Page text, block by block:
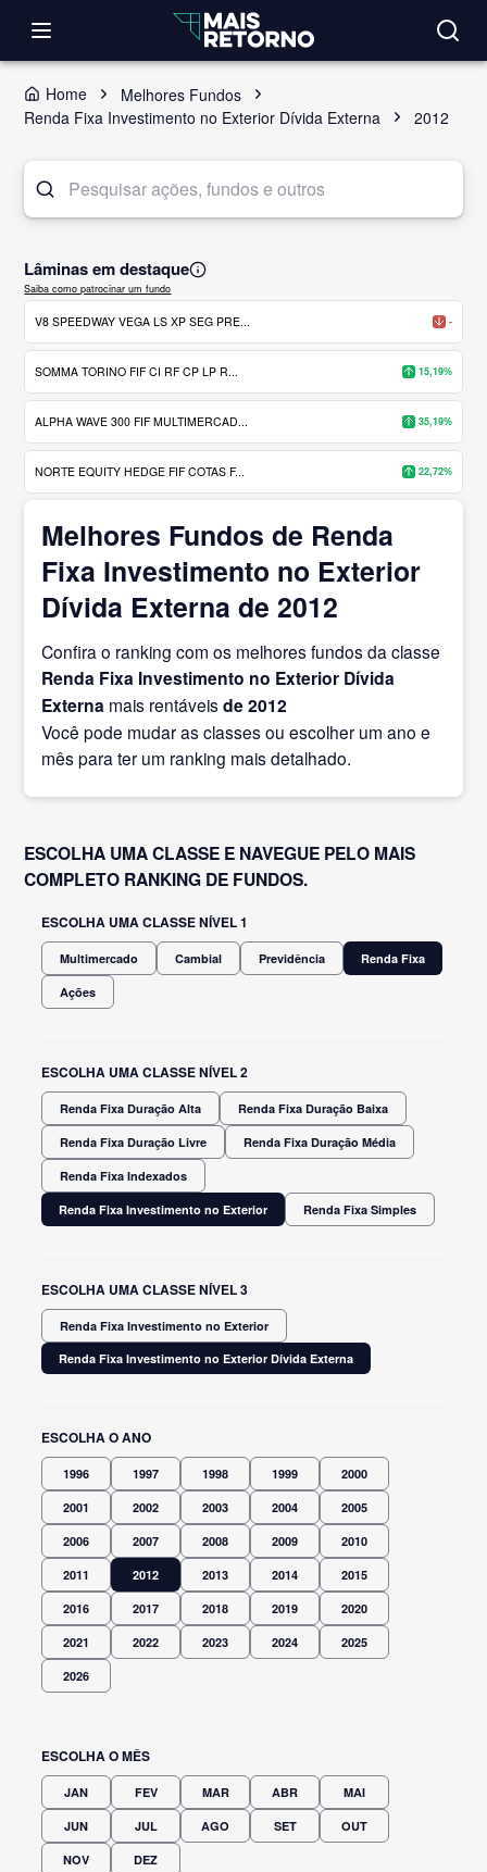
Home
Melhores Fundos
Renda Fixa Investimento no Exterior Dívida Externa
2012
Lâminas em destaque
Saiba como patrocinar um fundo
V8 SPEEDWAY VEGA LS XP SEG PRE... -
SOMMA TORINO FIF CI RF CP LP R... 15,19%
ALPHA WAVE 300 FIF MULTIMERCAD... 35,19%
NORTE EQUITY HEDGE FIF COTAS F... 22,72%
Melhores Fundos de Renda
Fixa Investimento no Exterior
Dívida Externa de 2012
Confira o ranking com os melhores fundos da classe
Renda Fixa Investimento no Exterior Dívida
Externa mais rentáveisde 2012
Você pode mudar as classes ou escolher um ano e
mês para ter um ranking mais detalhado.
ESCOLHA UMA CLASSE E NAVEGUE PELO MAIS
COMPLETO RANKING DE FUNDOS.
ESCOLHA UMA CLASSE NÍVEL 1
Multimercado Cambial Previdência Renda Fixa
Ações
ESCOLHA UMA CLASSE NÍVEL 2
Renda Fixa Duração Alta Renda Fixa Duração Baixa
Renda Fixa Duração Livre Renda Fixa Duração Média
Renda Fixa Indexados
Renda Fixa Investimento no Exterior Renda Fixa Simples
ESCOLHA UMA CLASSE NÍVEL 3
Renda Fixa Investimento no Exterior
Renda Fixa Investimento no Exterior Dívida Externa
ESCOLHA O ANO
1996 1997 1998 1999 2000
2001 2002 2003 2004 2005
2006 2007 2008 2009 2010
2011 2012 2013 2014 2015
2016 2017 2018 2019 2020
2021 2022 2023 2024 2025
2026
ESCOLHA O MÊS
JAN FEV MAR ABR MAI
JUN JUL AGO SET OUT
NOV DEZ